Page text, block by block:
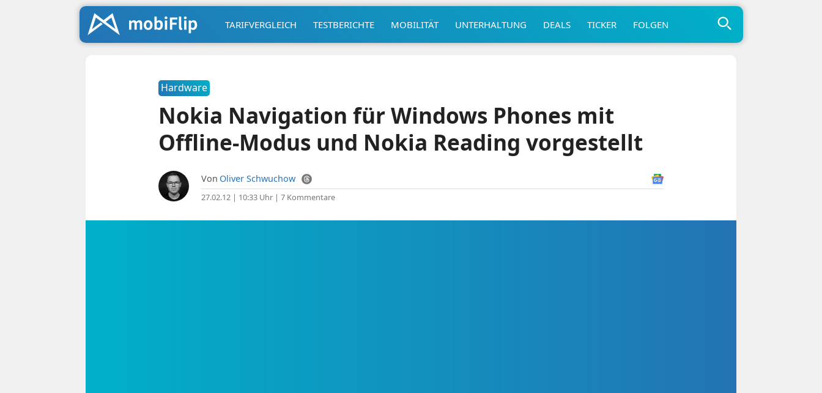
TARIFVERGLEICH TESTBERICHTE MOBILITÄT UNTERHALTUNG DEALS TICKER FOLGEN
Hardware
Nokia Navigation für Windows Phones mit
Offline-Modus und Nokia Reading vorgestellt
Von Oliver Schwuchow
27.02.12 | 10:33 Uhr| 7 Kommentare